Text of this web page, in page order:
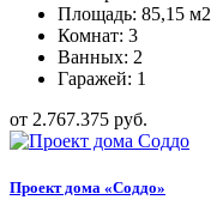
Площадь: 85,15 м2
Комнат: 3
Ванных: 2
Гаражей: 1
от 2.767.375 руб.
Проект дома «Соддо»